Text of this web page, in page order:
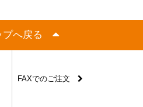
へ戻る
FAXでのご注文